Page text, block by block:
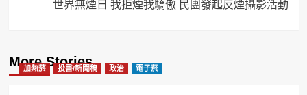
世界無煙日 我拒煙我驕傲 民團發起反煙攝影活動
More Stories
加熱菸 投書/新聞稿 政治 電子菸